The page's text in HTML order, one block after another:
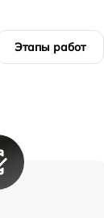
Этапы работ